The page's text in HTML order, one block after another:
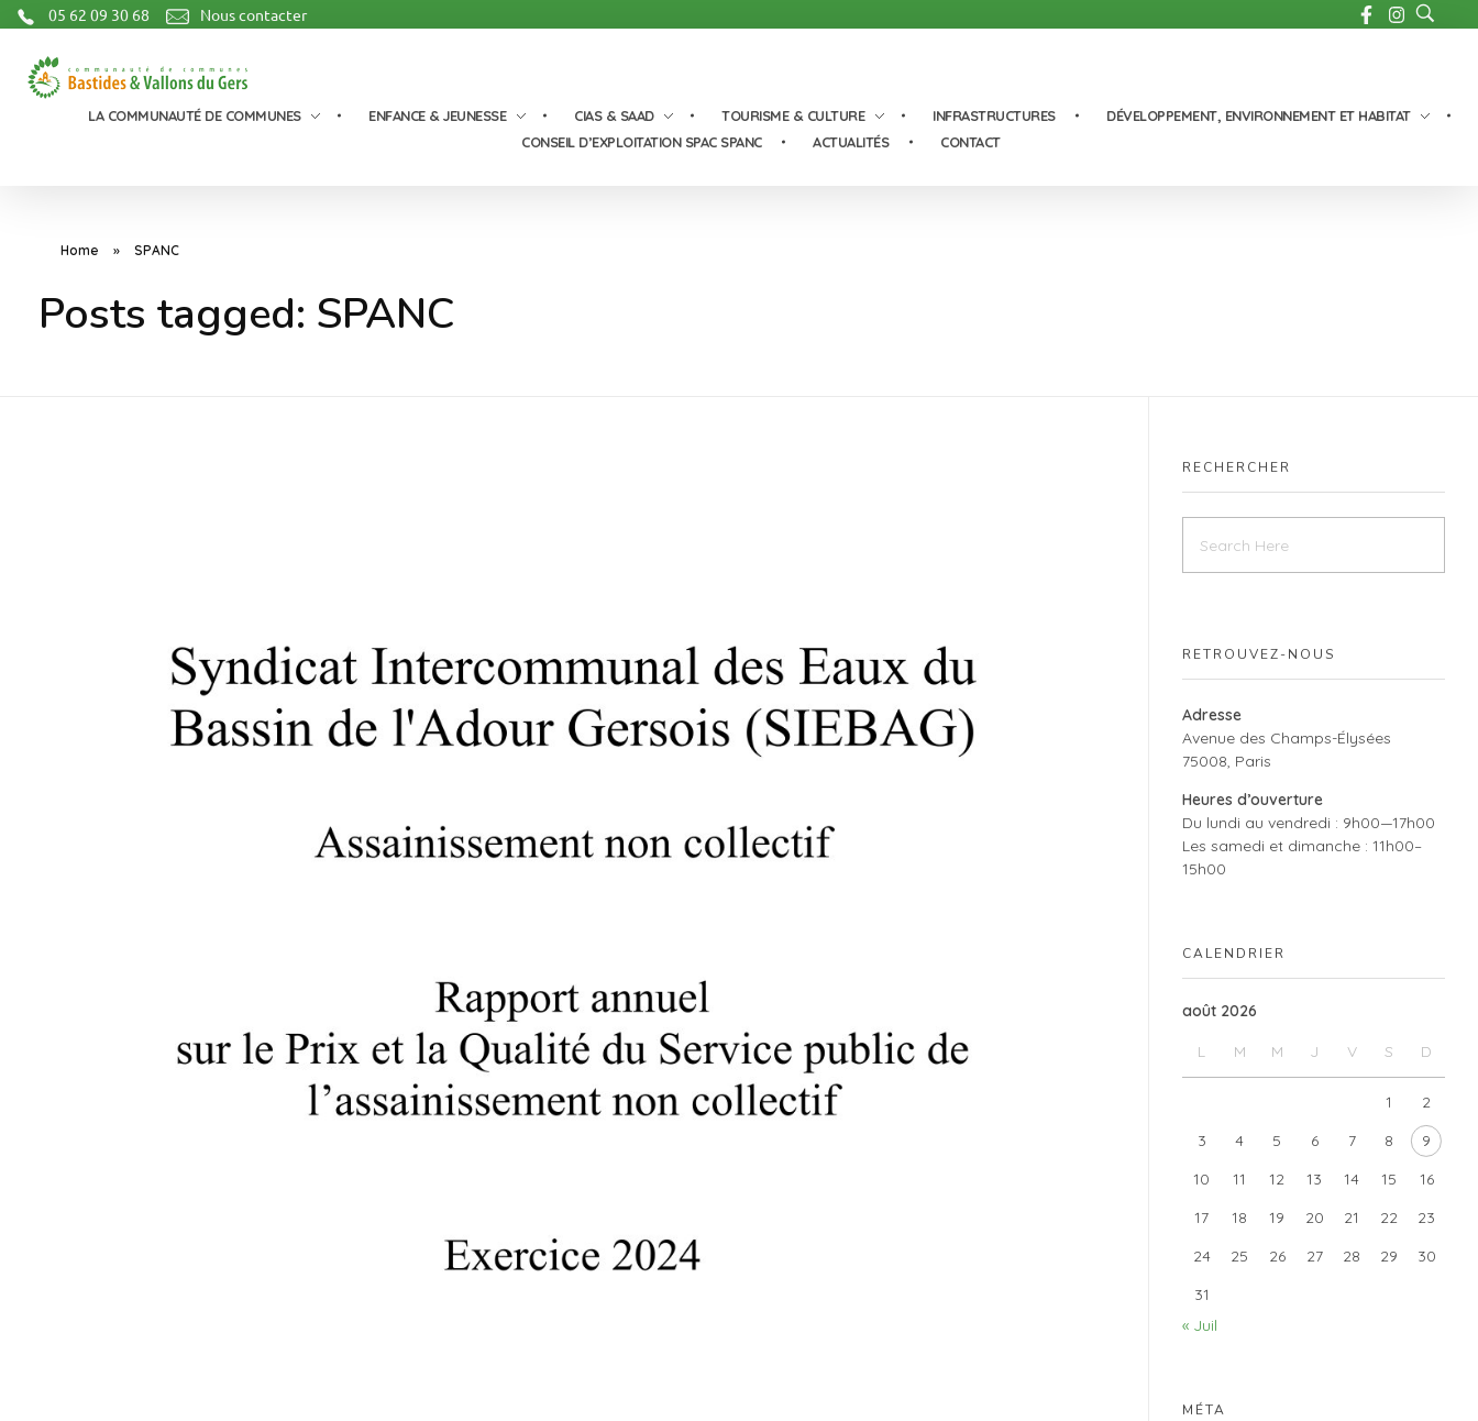
05 62 09 30 68 Nous contacter
LA COMMUNAUTÉ DE COMMUNES ENFANCE & JEUNESSE CIAS & SAAD TOURISME & CULTURE INFRASTRUCTURES
DÉVELOPPEMENT, ENVIRONNEMENT ET HABITAT
CONSEIL D’EXPLOITATION SPAC SPANC
ACTUALITÉS CONTACT
Home » SPANC
Posts tagged: SPANC
RECHERCHER
RETROUVEZ-NOUS
Adresse
Avenue des Champs-Élysées
75008, Paris
Heures d’ouverture
Du lundi au vendredi : 9h00—17h00
Les samedi et dimanche : 11h00–
15h00
CALENDRIER
août 2026
L M M J V S D
1
2
3
4 5 6 7 8
9
10
11 12 13 14 15
16
17
18 19 20 21 22
23
24
25 26 27 28 29
30
31
« Juil
MÉTA